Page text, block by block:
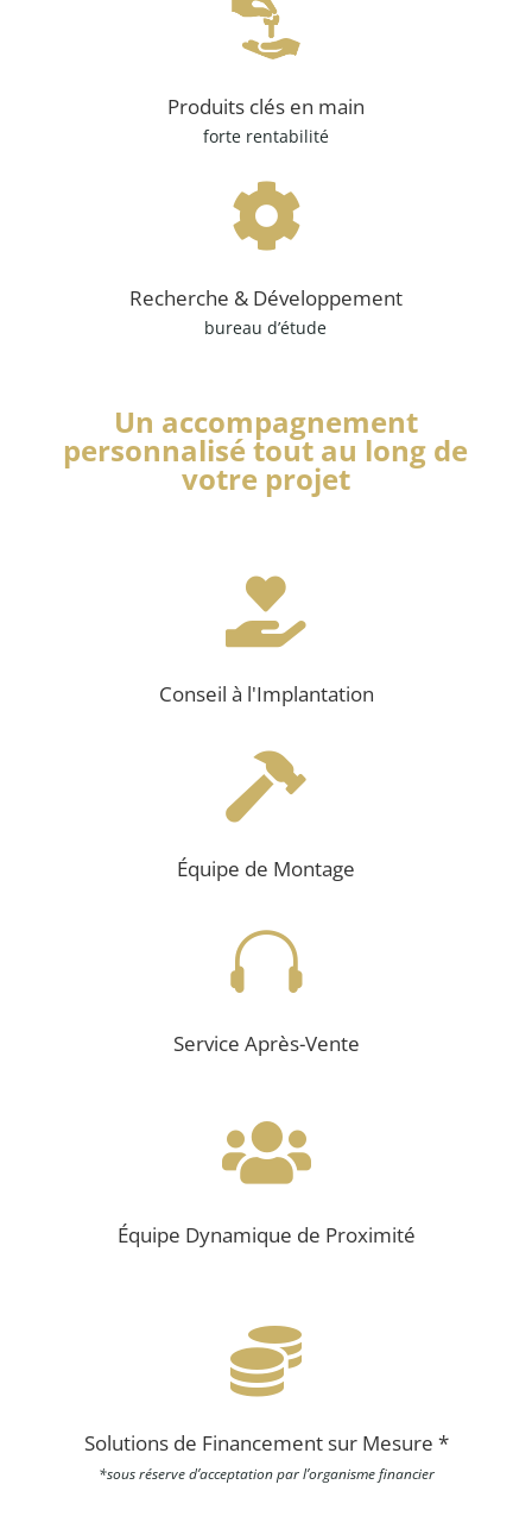
Produits clés en main
forte rentabilité

Recherche & Développement
bureau d’étude
Un accompagnement
personnalisé tout au long de
votre projet

Conseil à l'Implantation

Équipe de Montage

Service Après-Vente

Équipe Dynamique de Proximité

Solutions de Financement sur Mesure *
*sous réserve d’acceptation par l’organisme financier